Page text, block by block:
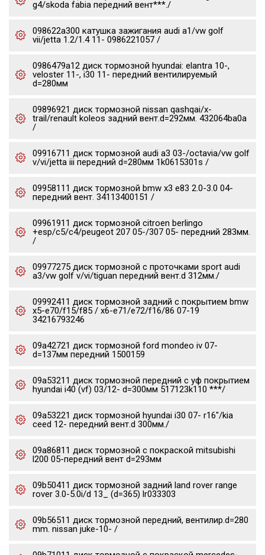
g4/skoda fabia передний вент***./
098622a300 катушка зажигания audi a1/vw golf
vii/jetta 1.2/1.4 11- 0986221057 /
0986479a12 диск тормозной hyundai: elantra 10-,
veloster 11-, i30 11- передний вентилируемый
d=280мм
09896921 диск тормозной nissan qashqai/x-
trail/renault koleos задний вент.d=292мм. 432064ba0a
/
09916711 диск тормозной audi a3 03-/octavia/vw golf
v/vi/jetta iii передний d=280мм 1k0615301s /
09958111 диск тормозной bmw x3 e83 2.0-3.0 04-
передний вент. 34113400151 /
09961911 диск тормозной citroen berlingo
+esp/c5/c4/peugeot 207 05-/307 05- передний 283мм.
/
09977275 диск тормозной c проточками sport audi
a3/vw golf v/vi/tiguan передний вент.d 312мм./
09992411 диск тормозной задний с покрытием bmw
x5-e70/f15/f85 / x6-e71/e72/f16/86 07-19
34216793246
09a42721 диск тормозной ford mondeo iv 07-
d=137мм передний 1500159
09a53211 диск тормозной передний с уф покрытием
hyundai i40 (vf) 03/12- d=300мм 517123k110 ***/
09a53221 диск тормозной hyundai i30 07- r16"/kia
ceed 12- передний вент.d 300мм./
09a86811 диск тормозной с покраской mitsubishi
l200 05-передний вент d=293мм
09b50411 диск тормозной задний land rover range
rover 3.0-5.0i/d 13_ (d=365) lr033303
09b56511 диск тормозной передний, вентилир.d=280
mm. nissan juke-10- /